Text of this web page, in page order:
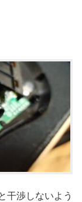
干渉しないよう